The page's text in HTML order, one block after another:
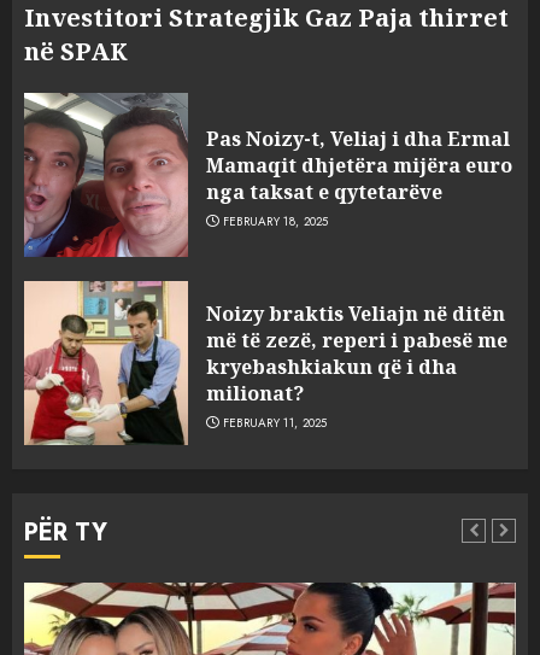
Investitori Strategjik Gaz Paja thirret
në SPAK
Pas Noizy-t, Veliaj i dha Ermal
Mamaqit dhjetëra mijëra euro
nga taksat e qytetarëve
FEBRUARY 18, 2025
Noizy braktis Veliajn në ditën
më të zezë, reperi i pabesë me
kryebashkiakun që i dha
milionat?
FEBRUARY 11, 2025
PËR TY
3
sulmuan “One Albania”,
ngjarja u fsheh. A u vodhën
serverat?
MARCH 25, 2025
4 MARCH 25, 2025